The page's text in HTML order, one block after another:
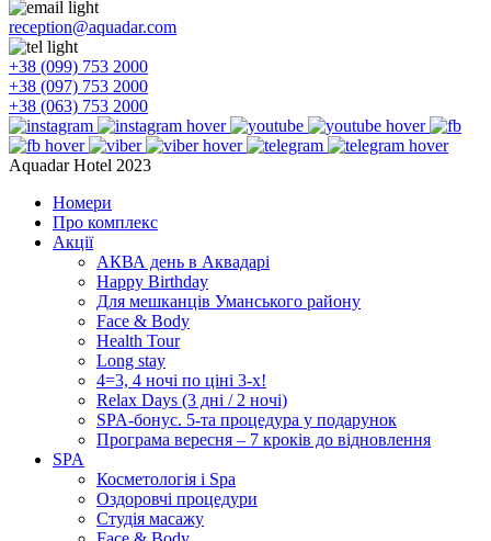
reception@aquadar.com
+38 (099) 753 2000
+38 (097) 753 2000
+38 (063) 753 2000
Aquadar Hotel 2023
Номери
Про комплекс
Акції
АКВА день в Аквадарі
Happy Birthday
Для мешканців Уманського району
Face & Body
Health Tour
Long stay
4=3, 4 ночі по ціні 3-х!
Relax Days (3 дні / 2 ночі)
SPA-бонус. 5-та процедура у подарунок
Програма вересня – 7 кроків до відновлення
SPA
Косметологія і Spa
Оздоровчі процедури
Студія масажу